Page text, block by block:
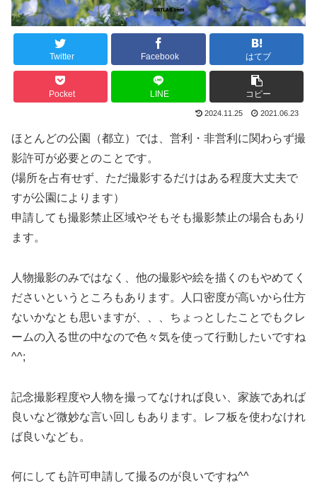
Twitter Facebook はてブ
Pocket LINE コピー
2024.11.25 2021.06.23
ほとんどの公園（都立）では、営利・非営利に関わらず撮
影許可が必要とのことです。
(場所を占有せず、ただ撮影するだけはある程度大丈夫で
すが公園によります）
申請しても撮影禁止区域やそもそも撮影禁止の場合もあり
ます。
人物撮影のみではなく、他の撮影や絵を描くのもやめてく
ださいというところもあります。人口密度が高いから仕方
ないかなとも思いますが、、、ちょっとしたことでもクレ
ームの入る世の中なので色々気を使って行動したいですね
^^;
記念撮影程度や人物を撮ってなければ良い、家族であれば
良いなど微妙な言い回しもあります。レフ板を使わなけれ
ば良いなども。
何にしても許可申請して撮るのが良いですね^^